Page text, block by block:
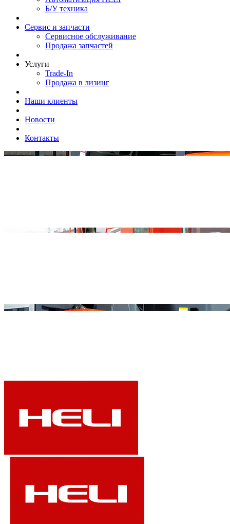
Б/У техника
Сервис и запчасти
Сервисное обслуживание
Продажа запчастей
Услуги
Trade-In
Продажа в лизинг
Наши клиенты
Новости
Контакты